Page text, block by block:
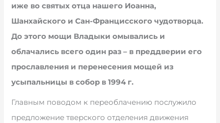
иже во святых отца нашего Иоанна,
Шанхайского и Сан-Францисского чудотворца.
До этого мощи Владыки омывались и
облачались всего один раз – в преддверии его
прославления и перенесения мощей из
усыпальницы в собор в 1994 г.
Главным поводом к переоблачению послужило
предложение тверского отделения движения